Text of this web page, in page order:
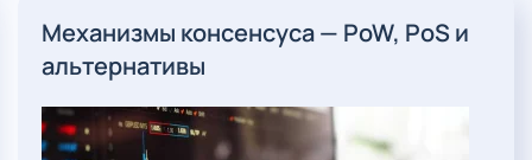
Механизмы консенсуса — PoW, PoS и
альтернативы